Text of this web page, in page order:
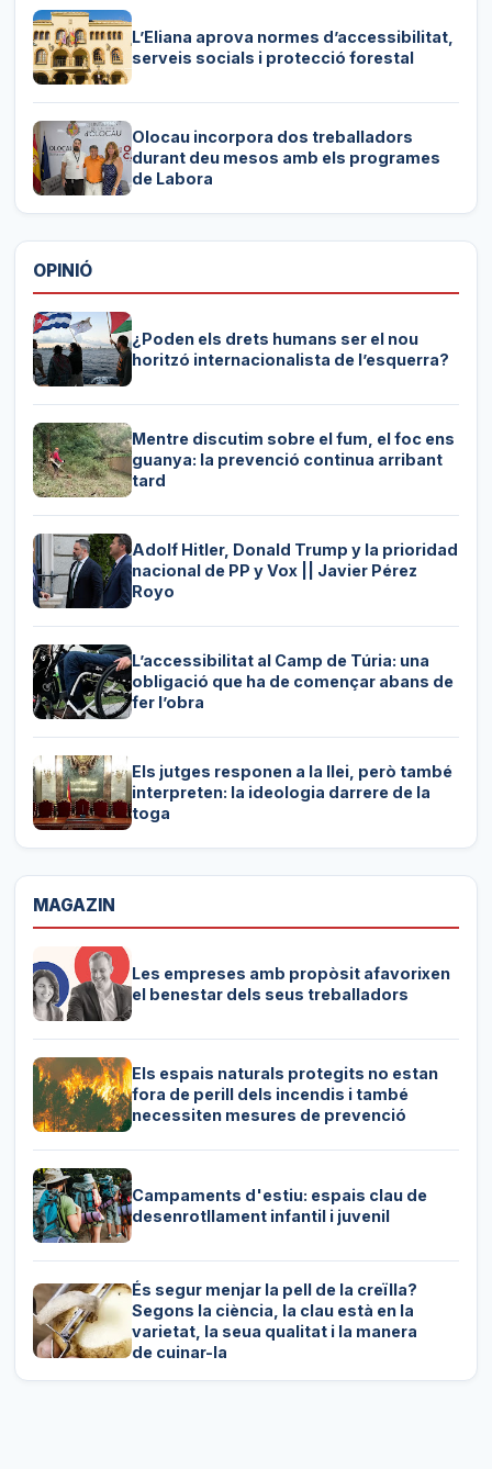
L’Eliana aprova normes d’accessibilitat,
serveis socials i protecció forestal
Olocau incorpora dos treballadors
durant deu mesos amb els programes
de Labora
OPINIÓ
¿Poden els drets humans ser el nou
horitzó internacionalista de l’esquerra?
Mentre discutim sobre el fum, el foc ens
guanya: la prevenció continua arribant
tard
Adolf Hitler, Donald Trump y la prioridad
nacional de PP y Vox || Javier Pérez
Royo
L’accessibilitat al Camp de Túria: una
obligació que ha de començar abans de
fer l’obra
Els jutges responen a la llei, però també
interpreten: la ideologia darrere de la
toga
MAGAZIN
Les empreses amb propòsit afavorixen
el benestar dels seus treballadors
Els espais naturals protegits no estan
fora de perill dels incendis i també
necessiten mesures de prevenció
Campaments d'estiu: espais clau de
desenrotllament infantil i juvenil
És segur menjar la pell de la creïlla?
Segons la ciència, la clau està en la
varietat, la seua qualitat i la manera
de cuinar-la